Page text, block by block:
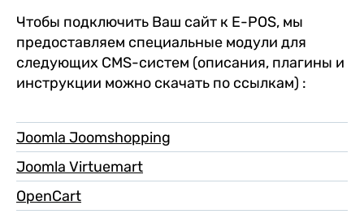
Чтобы подключить Ваш сайт к E-POS, мы
предоставляем специальные модули для
следующих CMS-систем (описания, плагины и
инструкции можно скачать по ссылкам) :
Joomla Joomshopping
Joomla Virtuemart
OpenCart